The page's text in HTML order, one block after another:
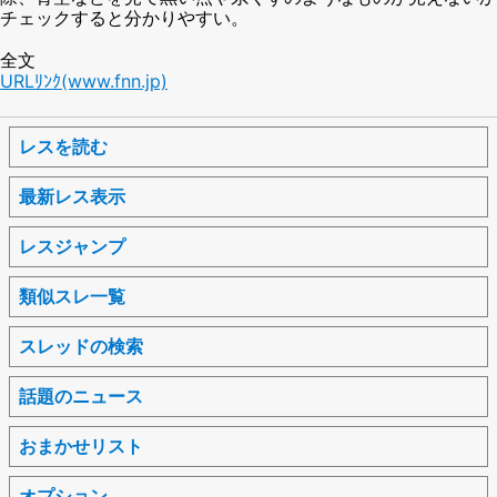
チェックすると分かりやすい。
全文
URLﾘﾝｸ(www.fnn.jp)
レスを読む
最新レス表示
レスジャンプ
類似スレ一覧
スレッドの検索
話題のニュース
おまかせリスト